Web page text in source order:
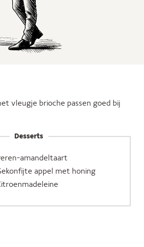
vleugje brioche passen goed bij
Desserts
amandeltaart
appel met honing